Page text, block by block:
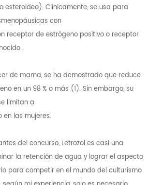
esteroideo). Clínicamente, se usa para
con
receptor de estrógeno positivo o receptor
de mama, se ha demostrado que reduce
en un 98 % o más (1). Sin embargo, su
limitan a
en las mujeres.
del concurso, Letrozol es casi una
la retención de agua y lograr el aspecto
para competir en el mundo del culturismo